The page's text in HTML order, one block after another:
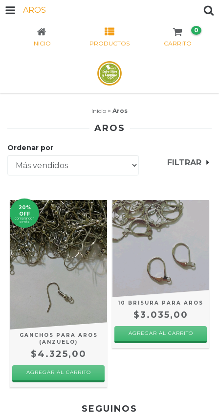
AROS
INICIO PRODUCTOS CARRITO
0
Inicio > Aros
AROS
Ordenar por
FILTRAR
20%
OFF
comprando 1
o más
GANCHOS PARA AROS
(ANZUELO)
$4.325,00
AGREGAR AL CARRITO
10 BRISURA PARA AROS
$3.035,00
AGREGAR AL CARRITO
SEGUINOS